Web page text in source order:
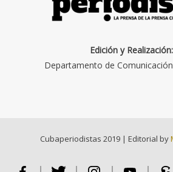
Edición y Realización:
Departamento de Comunicación
Cubaperiodistas 2019 | Editorial by